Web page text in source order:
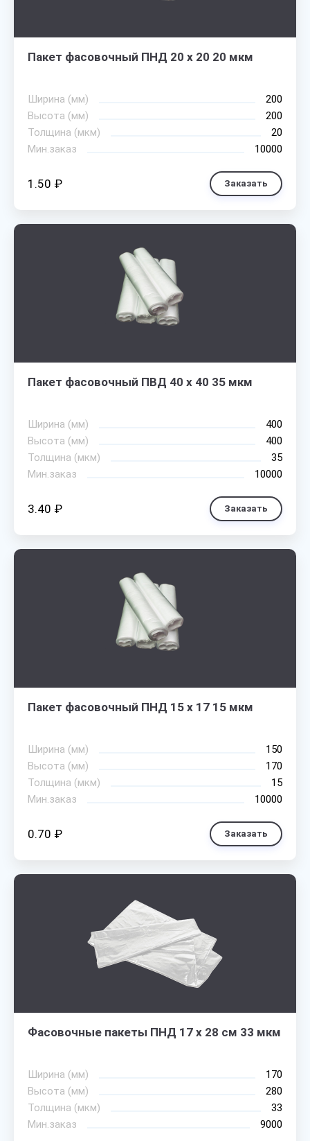
Пакет фасовочный ПНД 20 х 20 20 мкм
Ширина (мм)
200
Высота (мм)
200
Толщина (мкм)
20
Мин.заказ
10000
1.50 ₽ Заказать
Пакет фасовочный ПВД 40 х 40 35 мкм
Ширина (мм)
400
Высота (мм)
400
Толщина (мкм)
35
Мин.заказ
10000
3.40 ₽ Заказать
Пакет фасовочный ПНД 15 х 17 15 мкм
Ширина (мм)
150
Высота (мм)
170
Толщина (мкм)
15
Мин.заказ
10000
0.70 ₽ Заказать
Фасовочные пакеты ПНД 17 х 28 см 33 мкм
Ширина (мм)
170
Высота (мм)
280
Толщина (мкм)
33
Мин.заказ
9000